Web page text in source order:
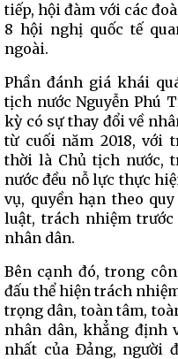
tiếp, hội đàm với các
8 hội nghị quốc tế
ngoài.
Phần đánh giá khái
tịch nước Nguyễn Phú
kỳ có sự thay đổi về
từ cuối năm 2018, với
thời là Chủ tịch nước,
nước đều nỗ lực thực
vụ, quyền hạn theo
luật, trách nhiệm trước
nhân dân.
Bên cạnh đó, trong
đấu thể hiện trách
trọng dân, toàn tâm,
nhân dân, khẳng định
nhất của Đảng, người